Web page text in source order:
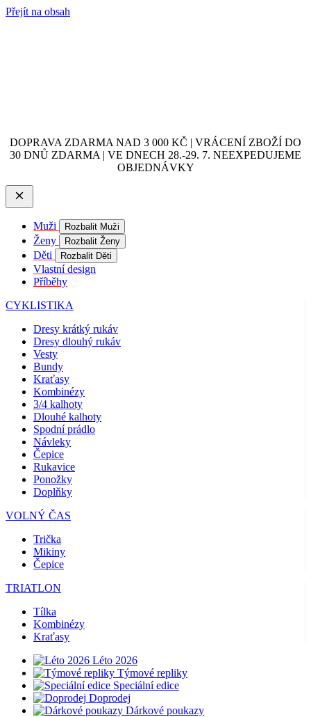
Přejít na obsah
DOPRAVA ZDARMA NAD 3 000 KČ | VRÁCENÍ ZBOŽÍ DO
30 DNŮ ZDARMA | VE DNECH 28.-29. 7. NEEXPEDUJEME
OBJEDNÁVKY
Muži Rozbalit Muži
Ženy Rozbalit Ženy
Děti Rozbalit Děti
Vlastní design
Příběhy
CYKLISTIKA
Dresy krátký rukáv
Dresy dlouhý rukáv
Vesty
Bundy
Kraťasy
Kombinézy
3/4 kalhoty
Dlouhé kalhoty
Spodní prádlo
Návleky
Čepice
Rukavice
Ponožky
Doplňky
VOLNÝ ČAS
Trička
Mikiny
Čepice
TRIATLON
Tílka
Kombinézy
Kraťasy
Léto 2026
Týmové repliky
Speciální edice
Doprodej
Dárkové poukazy